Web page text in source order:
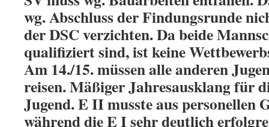
wg. Abschluss der Findungsrunde
der DSC verzichten. Da beide
qualifiziert sind, ist keine
Am 14./15. müssen alle anderen
reisen. Mäßiger Jahresausklang für
Jugend. E II musste aus personellen
während die E I sehr deutlich